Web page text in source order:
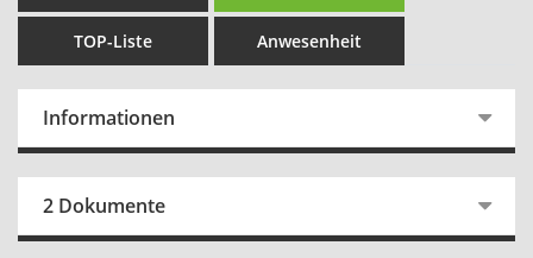
TOP-Liste Anwesenheit
Informationen
2 Dokumente